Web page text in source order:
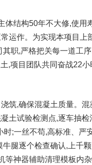
体结构50年不大修,使用
运作。为实现本项目上
职,严格把关每一道工
,项目团队共同奋战22
筑,确保混凝土质量。
土试验检测点,逐车抽
;一丝不苟,高标准、严
腿逐个检查确认,上千
等神器辅助清理模板内